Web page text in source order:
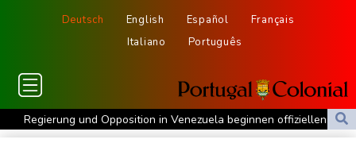
Deutsch English Español
Français
Italiano
Português
Regierung und Opposition in Venezuela beginnen offiziellen
Dialog - ohne Machado